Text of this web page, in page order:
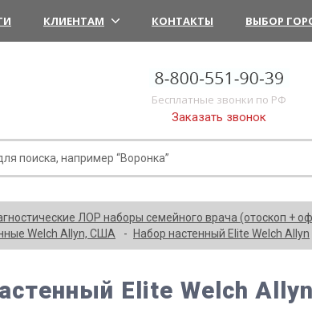
КЛИЕНТАМ КОНТАКТЫ ВЫБОР
Бесплатные звонки по РФ
Заказать звонок
ЛОР наборы семейного врача (отоскоп +
Welch Allyn, США
Набор настенный Elite Welch Allyn
Elite Welch Allyn